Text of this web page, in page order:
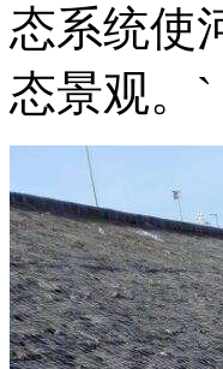
态系统使
态景观。 `